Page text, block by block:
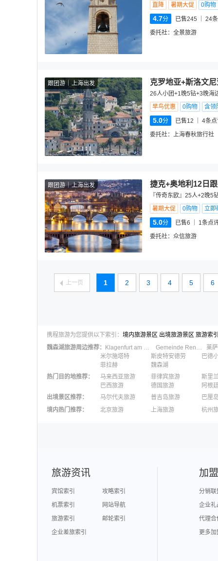
直降
暑期大促 0购物
4.7分 已售245 24
委托社： 全景旅游
跟团游 上海出发 克罗地亚+斯洛文
26人小团+1晚5钻+3晚海
早鸟优惠
0购物 含领
5.0分 已售12 4条
委托社： 上海春秋旅行社
跟团游 上海出发 捷克+奥地利12日
『传奇东欧』25人+2晚
暑期大促
0购物 立即
5.0分 已售6 1条点
委托社： 众信旅游
上一页 1 2 3 4 5 6
携程旅游为您提供以下索引： 境内旅游景区 出境旅游景区 旅游索
魏森湖旅游周边推荐： Klagenfurt am Worthersee Gemeinde Rennweg am Katschberg
莱
米尔施塔特
斯皮特安德劳
巴德
菲拉赫
魏森湖
热门目的地推荐： 马来西亚旅游 菲律宾旅游
斯里
巴西旅游
德国旅游
阿根
出境景区推荐： 马尔代夫旅游 普吉岛旅游
巴厘
澳大利亚旅游
毛里求斯旅游
苏梅
境内热门推荐： 北京旅游 上海旅游
杭州
旅游资讯
宾馆索引
攻略索引
机票索引
网站导航
旅游索引
邮轮索引
企业差旅索引
加
分销联
企业礼
代理合
更多